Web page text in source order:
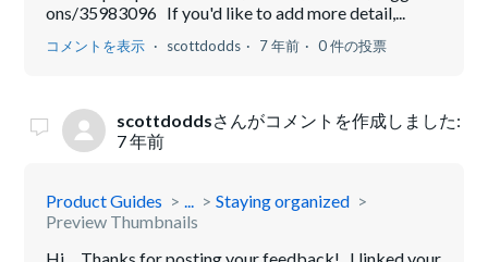
ons/35983096 If you'd like to add more detail,...
コメントを表示 scottdodds 7 年前 0 件の投票
scottdoddsさんがコメントを作成しました:
7 年前
Product Guides ...
Staying organized
Preview Thumbnails